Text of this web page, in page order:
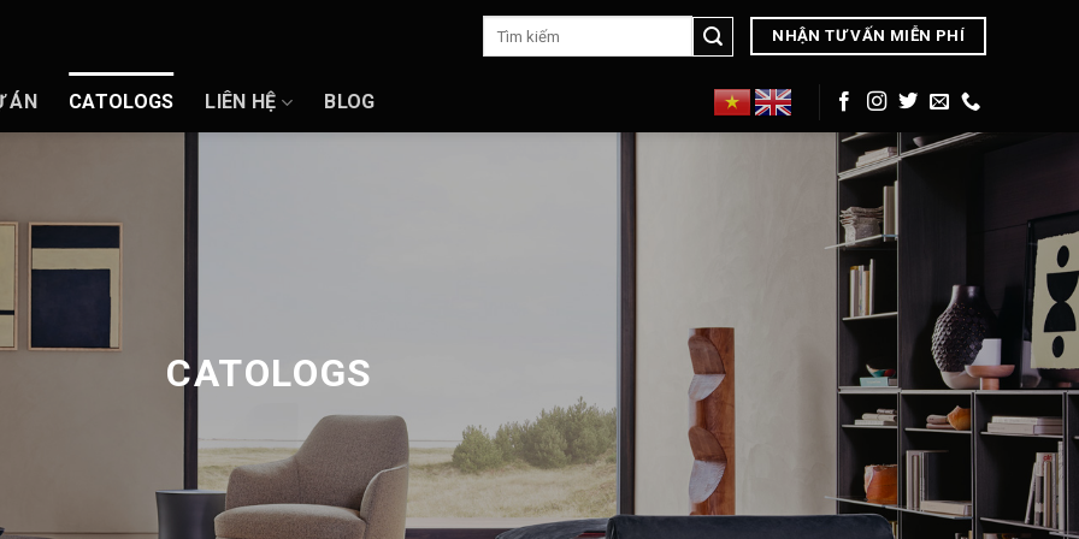
NHẬN TƯ VẤN MIỄN PHÍ
ÁN CATOLOGS LIÊN HỆ BLOG
CATOLOGS